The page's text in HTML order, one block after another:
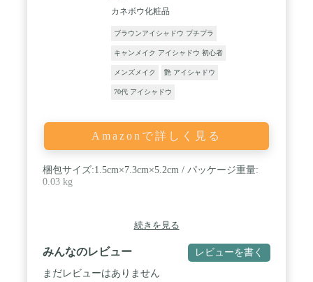
カネボウ化粧品
ブラウンアイシャドウ プチプラ
キャンメイク アイシャドウ 初心者
メンズメイク 艶 アイシャドウ
70代 アイシャドウ
Amazonで詳しく見る
梱包サイズ:1.5cm×7.3cm×5.2cm / パッケージ重量:
0.03 kg
続きを見る
みんなのレビュー レビューを書く
まだレビューはありません